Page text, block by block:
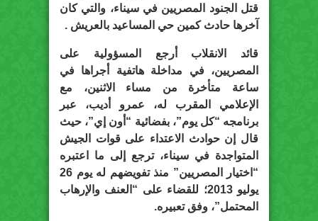
قتل الجنود المصريين في سيناء، والتي كان
آخرها حادث كمين حي المساعيد بالعريش .
قائد الانقلاب أرجع المسؤولية على
المصريين، في مداخلة هاتفية أجراها في
ساعة متأخرة من مساء الاثنين، مع
الإعلامي المقرب له، عمرو أديب، عبر
برنامجه “كل يوم”، بفضائية “أون إي”، حيث
قال إن حوادث الاعتداء على قوات الجيش
المتواجدة في سيناء، ترجع إلى ما اعتبره
“اختيار المصريين” منذ تفويضهم له يوم 26
يوليو 2013؛ للقضاء على “العنف والإرهاب
المحتمل”، وفق تعبيره.